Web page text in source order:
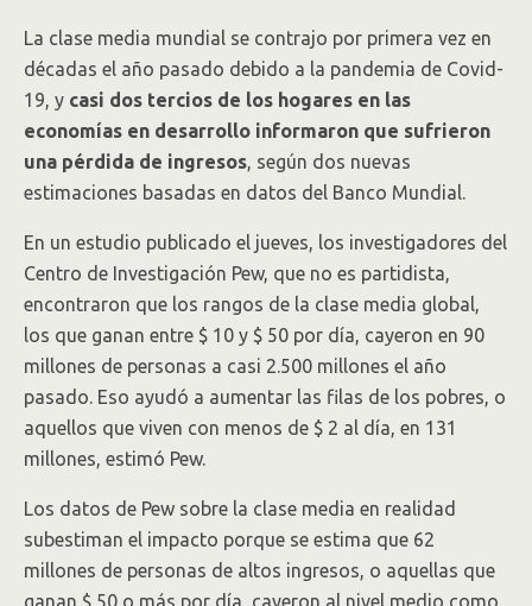
La clase media mundial se contrajo por primera vez en
décadas el año pasado debido a la pandemia de Covid-
19, y casi dos tercios de los hogares en las
economías en desarrollo informaron que sufrieron
una pérdida de ingresos, según dos nuevas
estimaciones basadas en datos del Banco Mundial.
En un estudio publicado el jueves, los investigadores del
Centro de Investigación Pew, que no es partidista,
encontraron que los rangos de la clase media global,
los que ganan entre $ 10 y $ 50 por día, cayeron en 90
millones de personas a casi 2.500 millones el año
pasado. Eso ayudó a aumentar las filas de los pobres, o
aquellos que viven con menos de $ 2 al día, en 131
millones, estimó Pew.
Los datos de Pew sobre la clase media en realidad
subestiman el impacto porque se estima que 62
millones de personas de altos ingresos, o aquellas que
ganan $ 50 o más por día, cayeron al nivel medio como